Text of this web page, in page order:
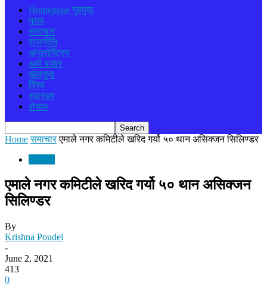
Homepage गृहपृष्ठ
मुख्य
समाचार
राजनीति
अन्तर्राष्ट्रिय
अर्थ बजार
खेलकुद
विश्व
स्वास्थ्य
रोचक
Home समाचार एमाले नगर कमिटीले खरिद गर्यो ५० थान असिक्जन सिलिण्डर
एमाले नगर कमिटीले खरिद गर्यो ५० थान असिक्जन
सिलिण्डर
By
Krishna Poudel
-
June 2, 2021
413
0